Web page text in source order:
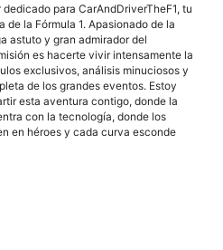
para CarAndDriverTheF1, tu
de la Fórmula 1. Apasionado de la
astuto y gran admirador del
es hacerte vivir intensamente la
exclusivos, análisis minuciosos y
de los grandes eventos. Estoy
esta aventura contigo, donde la
con la tecnología, donde los
en héroes y cada curva esconde